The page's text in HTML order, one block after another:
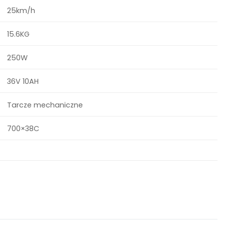
25km/h
15.6KG
250W
36V 10AH
Tarcze mechaniczne
700×38C